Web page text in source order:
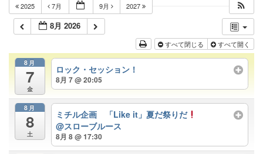
2025 7月 9月 2027
8月 2026
すべて閉じる すべて開く
8月
7
金
ロック・セッション！
8月 7 @ 20:05
8月
8
土
ミチル企画 「Like it」夏だ祭りだ
@スローブルース
8月 8 @ 17:30